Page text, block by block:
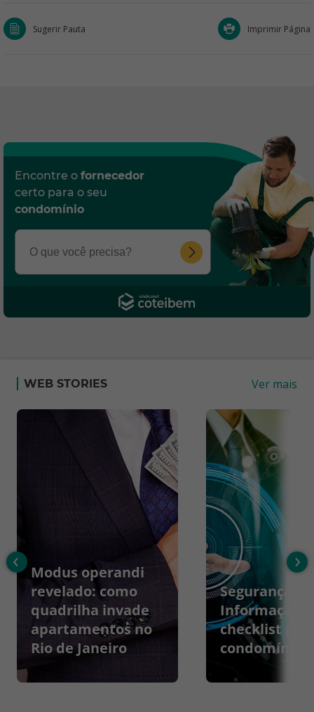
Sugerir Pauta Imprimir Página
Encontre o fornecedor
certo para o seu
condomínio
WEB STORIES Ver mais
Modus operandi
revelado: como
quadrilha invade
apartamentos no
Rio de Janeiro
Segurança da
Informação:
checklist
condomínios
‹ ›